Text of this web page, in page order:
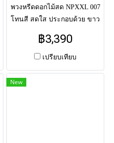
พวงหรีดดอกไม้สด NPXXL 007
โทนสี สดใส ประกอบด้วย ขาว
แสดงความอาลัย แด่ผู้วายชนม์
ครั้งสุดท้าย จัดโดยช่างมือ
฿3,390
เปรียบเทียบ
New